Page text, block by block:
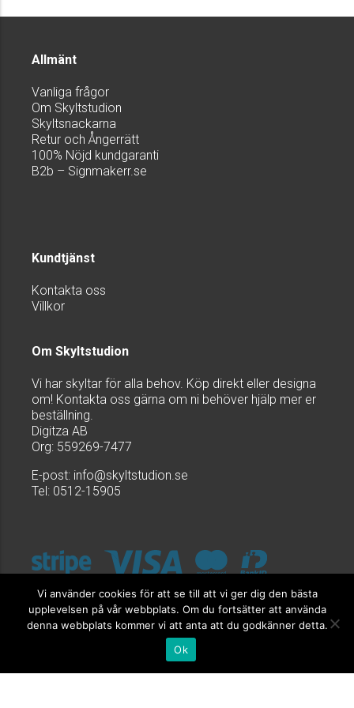
Allmänt
Vanliga frågor
Om Skyltstudion
Skyltsnackarna
Retur och Ångerrätt
100% Nöjd kundgaranti
B2b – Signmakerr.se
Kundtjänst
Kontakta oss
Villkor
Om Skyltstudion
Vi har skyltar för alla behov. Köp direkt eller designa
om! Kontakta oss gärna om ni behöver hjälp mer er
beställning.
Digitza AB
Org: 559269-7477
E-post: info@skyltstudion.se
Tel: 0512-15905
Vi använder cookies för att se till att vi ger dig den bästa
upplevelsen på vår webbplats. Om du fortsätter att använda
denna webbplats kommer vi att anta att du godkänner detta.
Ok